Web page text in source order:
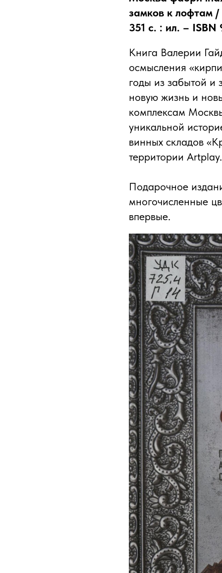
замков к лофтам
351 с. : ил. –
Книга Валерии
осмысления
годы из забытой и
новую жизнь и
комплексам
уникальной
винных складов
территории Artplay.
Подарочное
многочисленные
впервые.